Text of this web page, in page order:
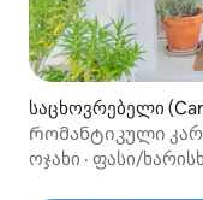
საცხოვრებელი
Რომანტიკული
ქვეყნის ხედები
ოჯახი · ფასი/